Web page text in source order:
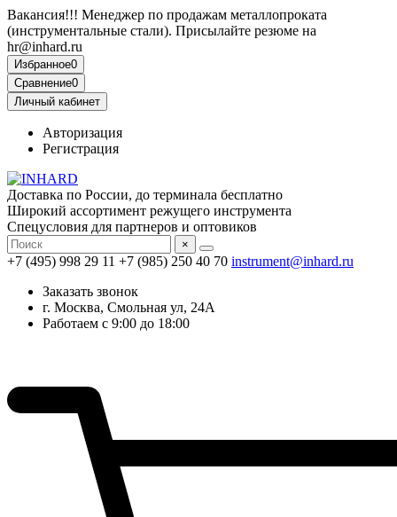
Вакансия!!! Менеджер по продажам металлопроката
(инструментальные стали). Присылайте резюме на
hr@inhard.ru
Избранное0
Сравнение0
Личный кабинет
Авторизация
Регистрация
Доставка по России, до терминала бесплатно
Широкий ассортимент режущего инструмента
Спецусловия для партнеров и оптовиков
×
+7 (495) 998 29 11 +7 (985) 250 40 70 instrument@inhard.ru
Заказать звонок
г. Москва, Смольная ул, 24А
Работаем с 9:00 до 18:00